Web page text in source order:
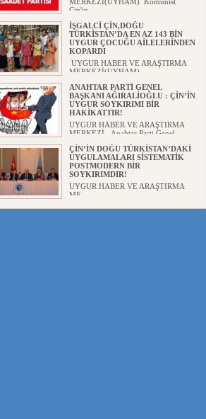
Çin'in...
İŞGALCİ ÇİN,DOĞU
TÜRKİSTAN’DA EN AZ 143 BİN
UYGUR ÇOCUĞU AİLELERİNDEN
KOPARDI
UYGUR HABER VE ARAŞTIRMA
MERKEZİ(UYHAM) ...
ANAHTAR PARTİ GENEL
BAŞKANI AĞIRALİOĞLU : ÇİN’İN
UYGUR SOYKIRIMI BİR
HAKİKATTIR!
UYGUR HABER VE ARAŞTIRMA
MERKEZİ Anahtar Parti Genel
ÇİN’İN DOĞU TÜRKİSTAN’DAKİ
UYGULAMALARI SİSTEMATİK
POSTMODERN BİR
SOYKIRIMDIR!
UYGUR HABER VE ARAŞTIRMA
ME...